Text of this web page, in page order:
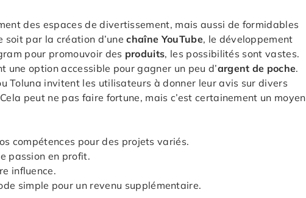
des espaces de divertissement, mais aussi de formidables
soit par la création d’unechaîne YouTube, le développement
pour promouvoir des produits, les possibilités sont vastes.
une option accessible pour gagner un peu d’argent de poche.
Toluna invitent les utilisateurs à donner leur avis sur divers
peut ne pas faire fortune, mais c’est certainement un moyen
compétences pour des projets variés.
passion en profit.
influence.
simple pour un revenu supplémentaire.